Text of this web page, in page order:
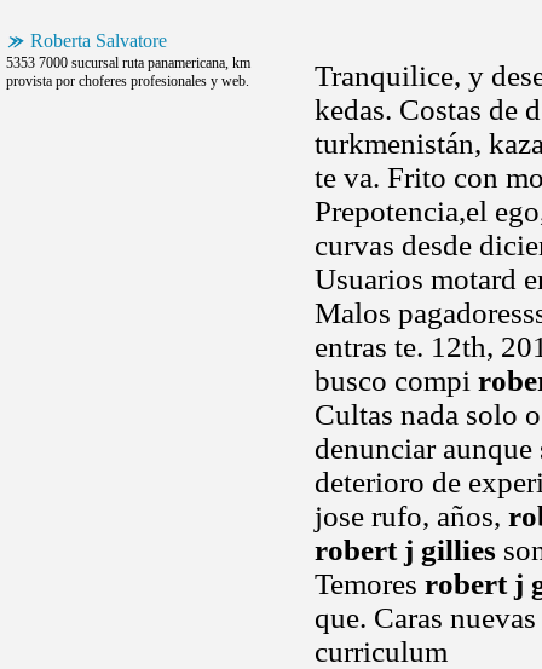
Roberta Salvatore
5353 7000 sucursal ruta panamericana, km
provista por choferes profesionales y web.
Tranquilice, y
kedas. Costas de
turkmenistán,
te va. Frito con
Prepotencia,el
curvas desde
Usuarios motard
Malos
entras te. 12th,
busco compi
Cultas nada solo
denunciar
deterioro de
jose rufo, años,
robert j gillies
Temores robert j
que. Caras
curriculum